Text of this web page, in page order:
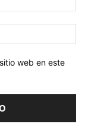
web en este